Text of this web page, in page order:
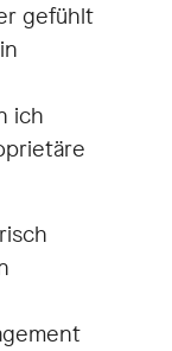
gefühlt
ich